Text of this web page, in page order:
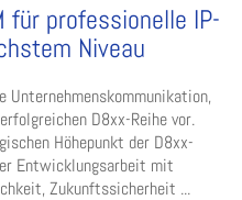
für professionelle IP-
Niveau
D8xx-Reihe vor.
Höhepunkt der D8xx-
Entwicklungsarbeit mit
Zukunftssicherheit ...